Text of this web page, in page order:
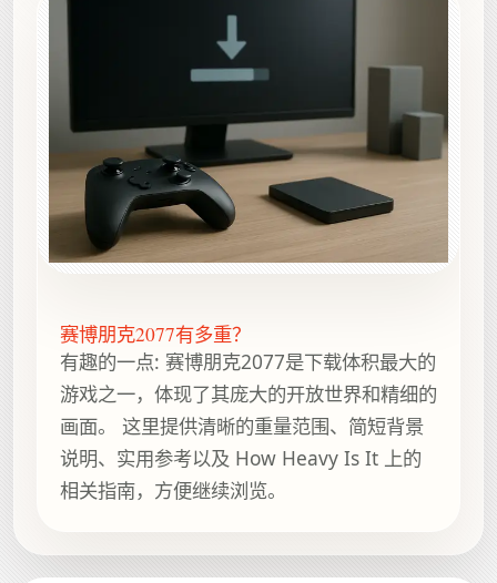
赛博朋克2077有多重？
有趣的一点: 赛博朋克2077是下载体积最大的
游戏之一，体现了其庞大的开放世界和精细的
画面。 这里提供清晰的重量范围、简短背景
说明、实用参考以及 How Heavy Is It 上的
相关指南，方便继续浏览。